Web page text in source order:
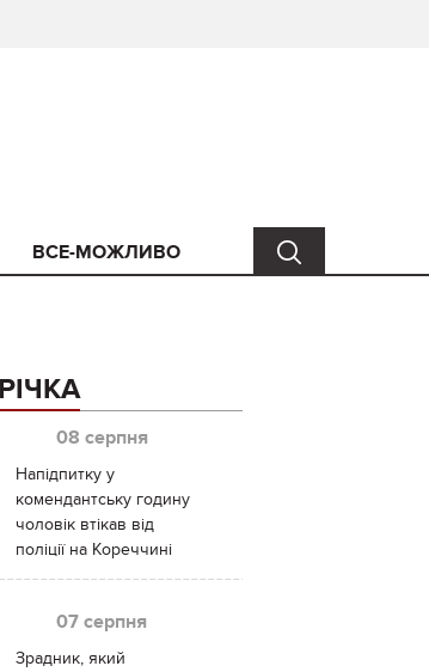
ВСЕ-МОЖЛИВО
08 серпня
Напідпитку у
комендантську годину
чоловік втікав від
поліції на Кореччині
07 серпня
Зрадник, який